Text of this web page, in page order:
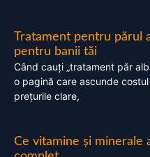
Tratament pentru părul
pentru banii tăi
Când cauți „tratament păr
o pagină care ascunde
prețurile clare,
Ce vitamine și minerale